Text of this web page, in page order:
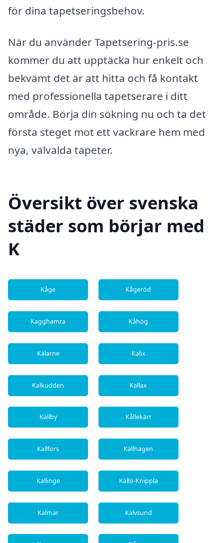
för dina tapetseringsbehov.
När du använder Tapetsering-pris.se
kommer du att upptäcka hur enkelt och
bekvämt det är att hitta och få kontakt
med professionella tapetserare i ditt
område. Börja din sökning nu och ta det
första steget mot ett vackrare hem med
nya, välvalda tapeter.
Översikt över svenska
städer som börjar med
K
Kåge Kågeröd
Kagghamra Kåhög
Kälarne Kalix
Kalkudden Kallax
Källby Kållekärr
Kallfors Källhagen
Kallinge Källö-Knippla
Kalmar Kalvsund